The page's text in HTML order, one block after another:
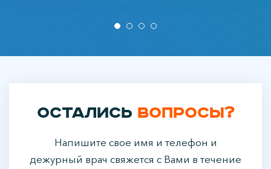
Остались вопросы?
Напишите свое имя и телефон и
дежурный врач свяжется с Вами в течение